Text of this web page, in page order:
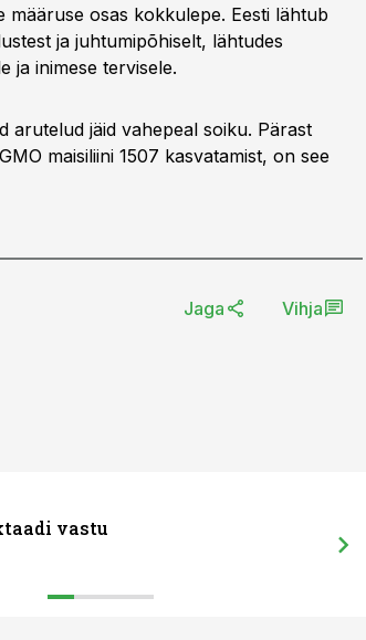
määruse osas kokkulepe. Eesti lähtub
ja juhtumipõhiselt, lähtudes
ja inimese tervisele.
arutelud jäid vahepeal soiku. Pärast
maisiliini 1507 kasvatamist, on see
Jaga Vihja
vastu